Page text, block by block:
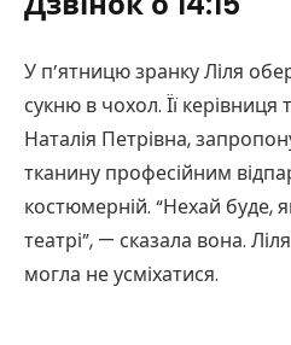
У п’ятницю зранку Ліля
сукню в чохол. Її керівниця
Наталія Петрівна,
тканину професійним
костюмерній. “Нехай буде,
театрі”, — сказала вона.
могла не усміхатися.